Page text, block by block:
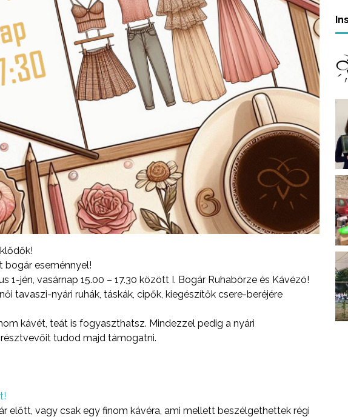
bogár eseménnyel!
1-jén, vasárnap 15.00 – 17.30 között I. Bogár Ruhabörze és Kávézó!
tavaszi-nyári ruhák, táskák, cipők, kiegészítők csere-beréjére
kávét, teát is fogyaszthatsz. Mindezzel pedig a nyári
tudod majd támogatni.
előtt, vagy csak egy finom kávéra, ami mellett beszélgethettek régi